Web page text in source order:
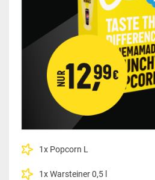
1x Popcorn L
1x Warsteiner 0,5 l